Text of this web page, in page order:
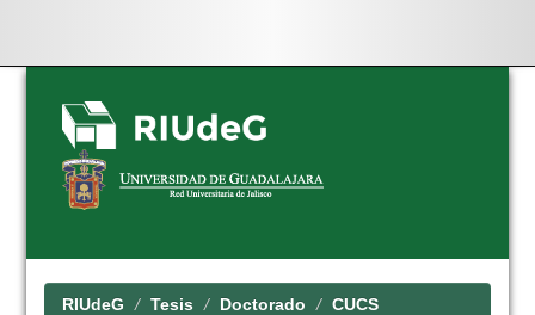
Skip
navigation
RIUdeG Tesis Doctorado CUCS